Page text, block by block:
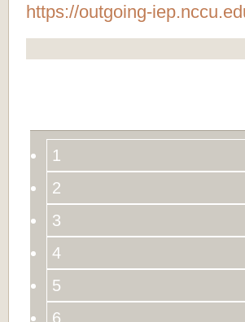
https://outgoing-
1
2
3
4
5
6